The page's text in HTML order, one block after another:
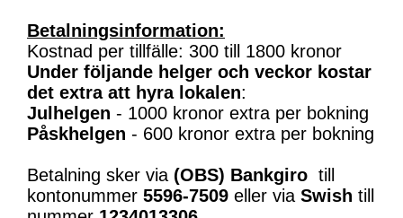
Betalningsinformation:
Kostnad per tillfälle: 300 till 1800 kronor
Under följande helger och veckor kostar
det extra att hyra lokalen:
Julhelgen - 1000 kronor extra per bokning
Påskhelgen - 600 kronor extra per bokning
Betalning sker via (OBS) Bankgiro till
kontonummer 5596-7509 eller via Swish till